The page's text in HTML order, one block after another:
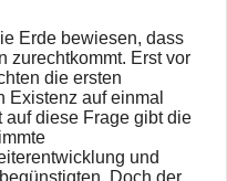
Erde bewiesen, dass
zurechtkommt. Erst vor
die ersten
Existenz auf einmal
auf diese Frage gibt die
und